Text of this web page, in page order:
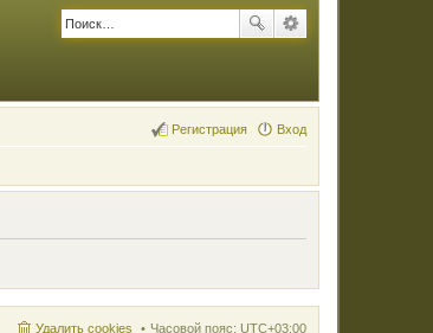
Вход
Регистрация
Часовой пояс: UTC+03:00
Удалить cookies